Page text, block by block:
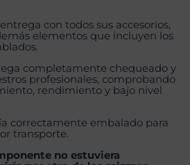
con todos sus accesorios,
elementos que incluyen los
completamente chequeado y
profesionales, comprobando
rendimiento y bajo nivel
correctamente embalado para
transporte.
no estuviera